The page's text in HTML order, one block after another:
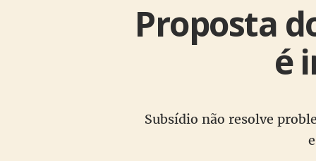
Proposta
é
Subsídio não resolve